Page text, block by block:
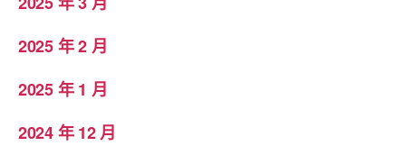
2025 年 2 月
2025 年 1 月
2024 年 12 月